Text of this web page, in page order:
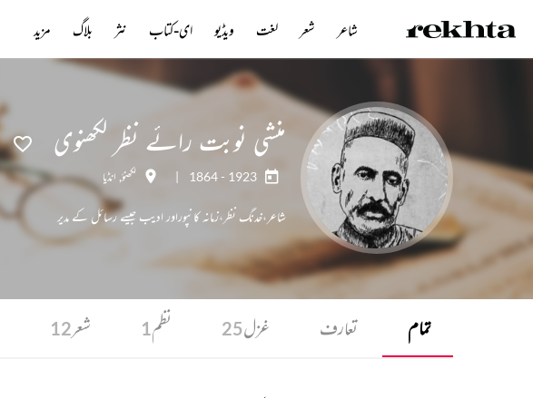
منشی نوبت رائے نظر لکھنوی
1864 - 1923
| لکھنؤ, انڈیا
شاعر،خدنگ نظر،زمانہ کانپوراور ادیب جیسے رسائل کے مدیر
تمام تعارف غزل25 نظم1 شعر12
شاعر شعر لغت ویڈیو ای-کتاب نثر بلاگ مزید